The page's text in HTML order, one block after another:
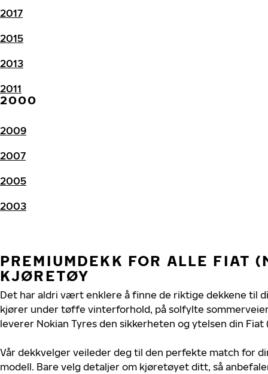
2017
2015
2013
2011
2000
2009
2007
2005
2003
PREMIUMDEKK FOR ALLE FIAT
KJØRETØY
Det har aldri vært enklere å finne de riktige dekkene til
kjører under tøffe vinterforhold, på solfylte
leverer Nokian Tyres den sikkerheten og ytelsen din
Vår dekkvelger veileder deg til den perfekte match for
modell. Bare velg detaljer om kjøretøyet ditt, så